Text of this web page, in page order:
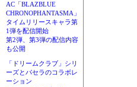
AC「BLAZBLUE
CHRONOPHANTASMA」
タイムリリースキャラ第
1弾を配信開始
第2弾、第3弾の配信内容
も公開
「ドリームクラブ」シリ
ーズとパセラのコラボレ
ーション